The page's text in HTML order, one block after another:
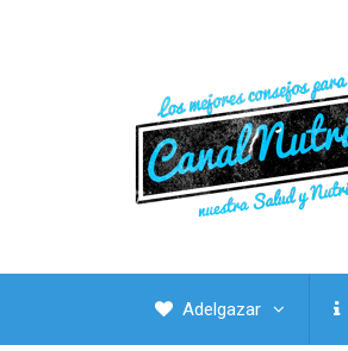
Adelgazar